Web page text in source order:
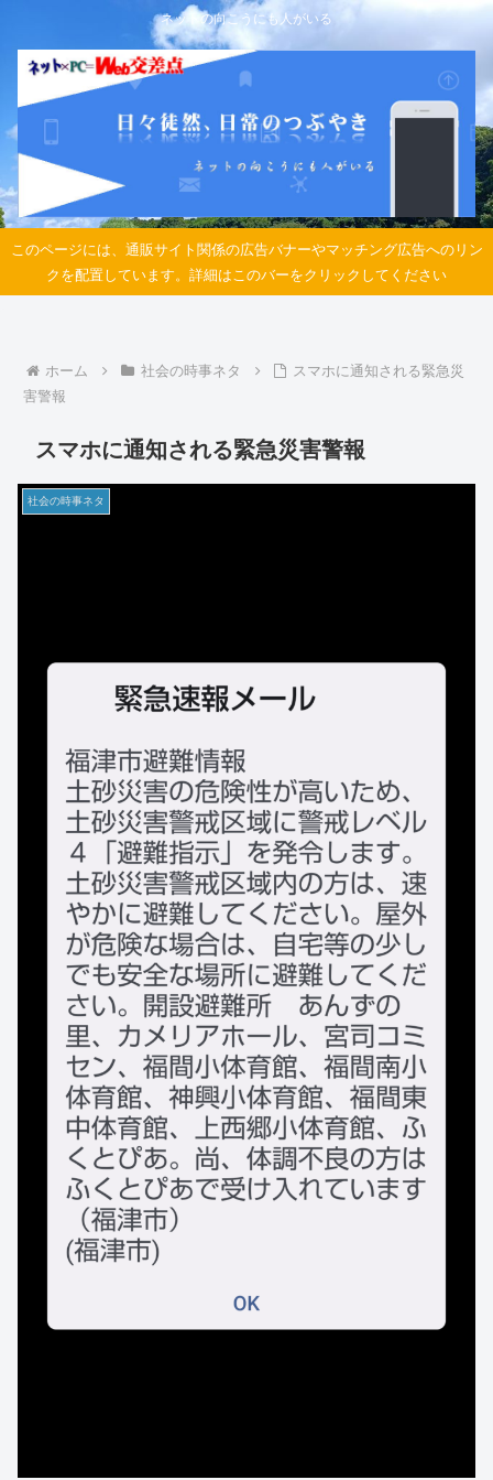
ネットの向こうにも人がいる
このページには、通販サイト関係の広告バナーやマッチング広告へのリン
クを配置しています。詳細はこのバーをクリックしてください
ホーム 社会の時事ネタ
スマホに通知される緊急災
害警報
スマホに通知される緊急災害警報
社会の時事ネタ